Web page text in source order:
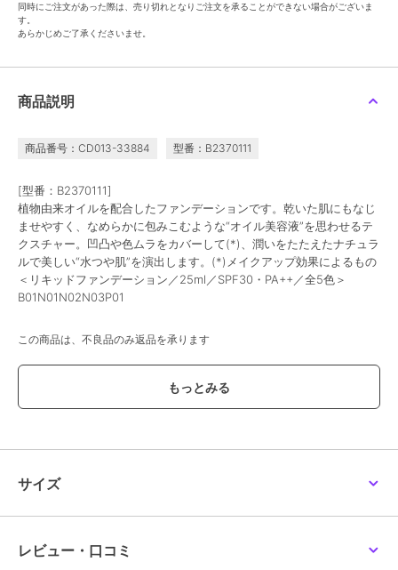
同時にご注文があった際は、売り切れとなりご注文を承ることができない場合がございま
す。
あらかじめご了承くださいませ。
商品説明
商品番号：CD013-33884 型番：B2370111
[型番：B2370111]
植物由来オイルを配合したファンデーションです。乾いた肌にもなじ
ませやすく、なめらかに包みこむような“オイル美容液”を思わせるテ
クスチャー。凹凸や色ムラをカバーして(*)、潤いをたたえたナチュラ
ルで美しい“水つや肌”を演出します。(*)メイクアップ効果によるもの
＜リキッドファンデーション／25ml／SPF30・PA++／全5色＞
B01N01N02N03P01
この商品は、不良品のみ返品を承ります
ルナソル
ベースメイク ／ファンデーショ
サイズ
レビュー・口コミ